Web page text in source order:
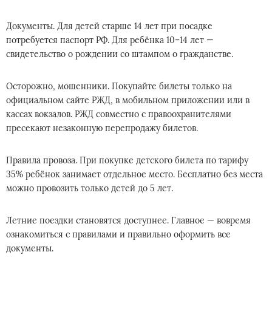
Документы. Для детей старше 14 лет при посадке
потребуется паспорт РФ. Для ребёнка 10–14 лет —
свидетельство о рождении со штампом о гражданстве.
Осторожно, мошенники. Покупайте билеты только на
официальном сайте РЖД, в мобильном приложении или в
кассах вокзалов. РЖД совместно с правоохранителями
пресекают незаконную перепродажу билетов.
Правила провоза. При покупке детского билета по тарифу
35% ребёнок занимает отдельное место. Бесплатно без места
можно провозить только детей до 5 лет.
Летние поездки становятся доступнее. Главное — вовремя
ознакомиться с правилами и правильно оформить все
документы.